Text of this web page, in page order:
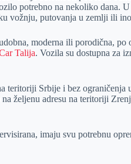
potrebno na nekoliko dana.
vožnju, putovanja u zemlji ili
moderna ili porodična,
Talija. Vozila su dostupna za
teritoriji Srbije i bez
željenu adresu na teritoriji
imaju svu potrebnu